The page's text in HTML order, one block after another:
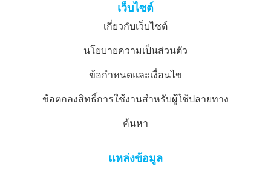
เว็บไซต์
เกี่ยวกับเว็บไซต์
นโยบายความเป็นส่วนตัว
ข้อกำหนดและเงื่อนไข
ข้อตกลงสิทธิ์การใช้งานสำหรับผู้ใช้ปลายทาง
ค้นหา
แหล่งข้อมูล